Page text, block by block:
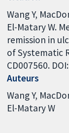
Wang Y,
El-Matary W.
remission in
of Systematic
CD007560.
Auteurs
Wang Y
El-Matary W